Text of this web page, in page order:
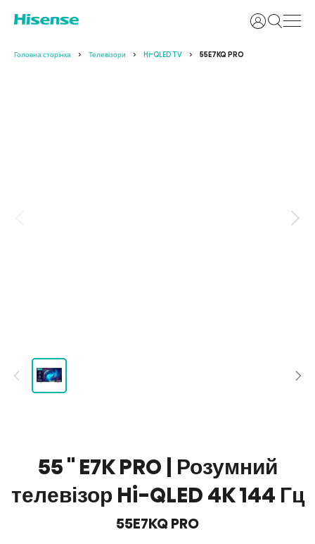
Увійти
Головна сторінка Телевізори Hi-QLED TV 55E7KQ PRO
55 '' E7K PRO | Розумний
телевізор Hi-QLED 4K 144 Гц
55E7KQ PRO